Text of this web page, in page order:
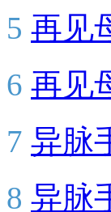
5 再见
6 再见
7 异脉
8 异脉